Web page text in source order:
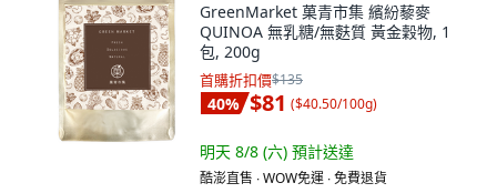
GreenMarket 菓青市集 繽紛藜麥
QUINOA 無乳糖/無麩質 黃金穀物, 1
包, 200g
首購折扣價$135
40% $81 ($40.50/100g)
明天 8/8 (六) 預計送達
酷澎直售 ∙ WOW免運 ∙ 免費退貨